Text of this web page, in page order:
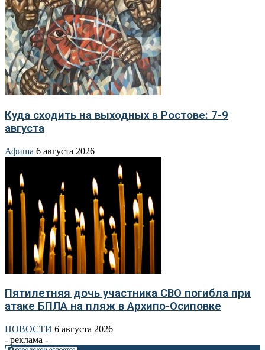
Куда сходить на выходных в Ростове: 7-9
августа
Афиша 6 августа 2026
Пятилетняя дочь участника СВО погибла при
атаке БПЛА на пляж в Архипо-Осиповке
НОВОСТИ 6 августа 2026
- реклама -